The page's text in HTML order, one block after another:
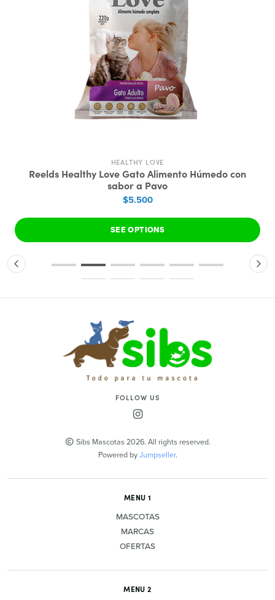
HEALTHY LOVE
Reelds Healthy Love Gato Alimento Húmedo con
sabor a Pavo
$5.500
SEE OPTIONS
FOLLOW US
Sibs Mascotas 2026. All rights reserved.
Powered byJumpseller.
MENU 1
MASCOTAS
MARCAS
OFERTAS
MENU 2